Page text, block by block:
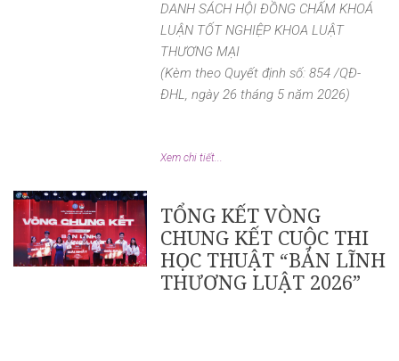
DANH SÁCH HỘI ĐỒNG CHẤM KHOÁ
LUẬN TỐT NGHIỆP KHOA LUẬT
THƯƠNG MẠI
(Kèm theo Quyết định số: 854 /QĐ-
ĐHL, ngày 26 tháng 5 năm 2026)
Xem chi tiết...
TỔNG KẾT VÒNG
CHUNG KẾT CUỘC THI
HỌC THUẬT “BẢN LĨNH
THƯƠNG LUẬT 2026”